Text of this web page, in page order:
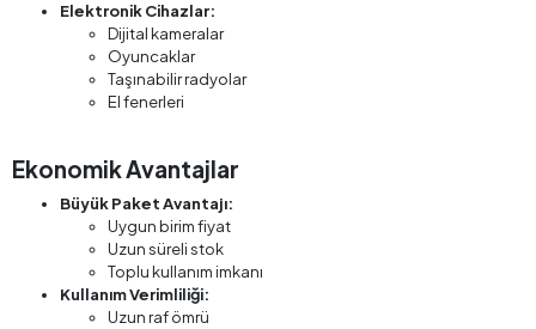
Elektronik Cihazlar:
Dijital kameralar
Oyuncaklar
Taşınabilir radyolar
El fenerleri
Ekonomik Avantajlar
Büyük Paket Avantajı:
Uygun birim fiyat
Uzun süreli stok
Toplu kullanım imkanı
Kullanım Verimliliği:
Uzun raf ömrü